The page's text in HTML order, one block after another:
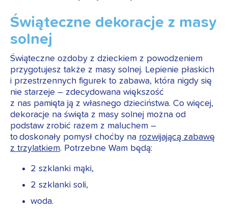
Świąteczne dekoracje z masy
solnej
Świąteczne ozdoby z dzieckiem z powodzeniem
przygotujesz także z masy solnej. Lepienie płaskich
i przestrzennych figurek to zabawa, która nigdy się
nie starzeje – zdecydowana większość
z nas pamięta ją z własnego dzieciństwa. Co więcej,
dekoracje na święta z masy solnej można od
podstaw zrobić razem z maluchem –
to doskonały pomysł choćby na rozwijającą zabawę
z trzylatkiem. Potrzebne Wam będą:
2 szklanki mąki,
2 szklanki soli,
woda.